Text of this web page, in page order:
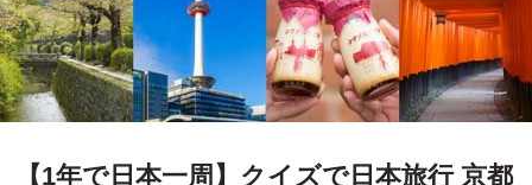
【1年で日本一周】クイズで日本旅行 京都